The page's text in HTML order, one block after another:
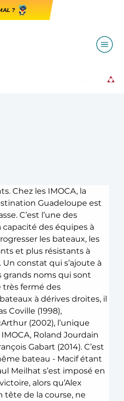
?
Chez les IMOCA, la
Guadeloupe est
C’est l’une des
des équipes à
les bateaux, les
et plus résistants à
constat qui s’ajoute à
grands noms qui sont
très fermé des
à dérives droites, il
Coville (1998),
(2002), l’unique
Roland Jourdain
Gabart (2014). C’est
bateau - Macif étant
Meilhat s’est imposé en
alors qu’Alex
tête de la course, ne